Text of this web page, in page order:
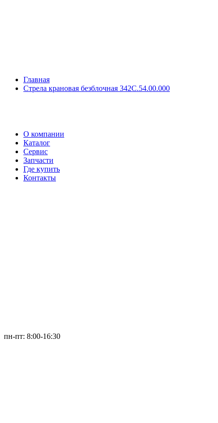
Главная
Стрела крановая безблочная 342С.54.00.000
О компании
Каталог
Сервис
Запчасти
Где купить
Контакты
пн-пт: 8:00-16:30